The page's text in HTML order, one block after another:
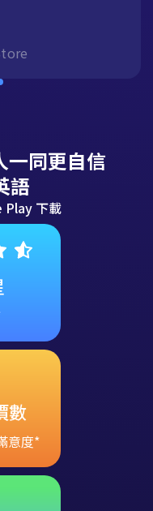
一同更自信
語
Play 下載
數
意度*